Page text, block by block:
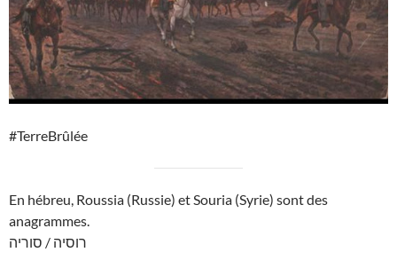
#TerreBrûlée
En hébreu, Roussia (Russie) et Souria (Syrie) sont des
anagrammes.
רוסיה / סוריה